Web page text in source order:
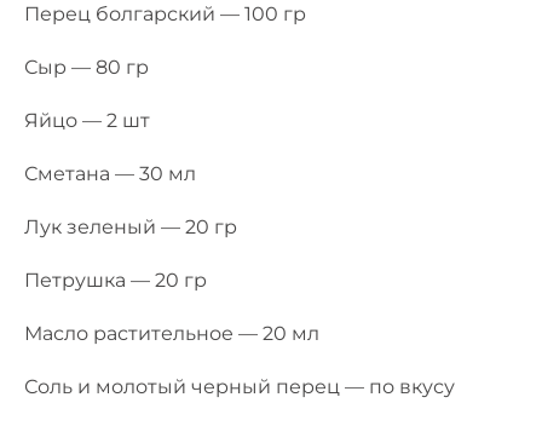
Перец болгарский — 100 гр
Сыр — 80 гр
Яйцо — 2 шт
Сметана — 30 мл
Лук зеленый — 20 гр
Петрушка — 20 гр
Масло растительное — 20 мл
Соль и молотый черный перец — по вкусу